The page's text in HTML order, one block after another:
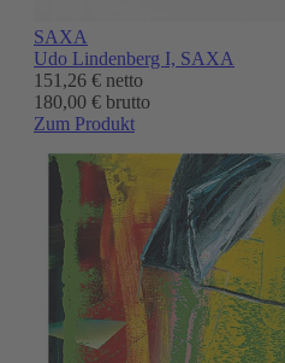
SAXA
Udo Lindenberg I, SAXA
151,26 € netto
180,00 € brutto
Zum Produkt